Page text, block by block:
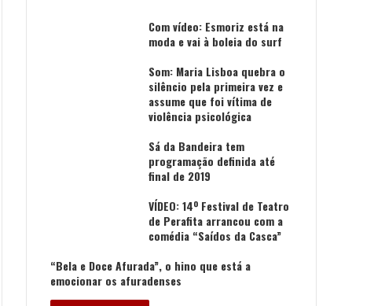
Com vídeo: Esmoriz está na
moda e vai à boleia do surf
Som: Maria Lisboa quebra o
silêncio pela primeira vez e
assume que foi vítima de
violência psicológica
Sá da Bandeira tem
programação definida até
final de 2019
VÍDEO: 14º Festival de Teatro
de Perafita arrancou com a
comédia “Saídos da Casca”
“Bela e Doce Afurada”, o hino que está a
emocionar os afuradenses